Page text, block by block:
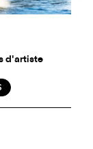
d'artiste